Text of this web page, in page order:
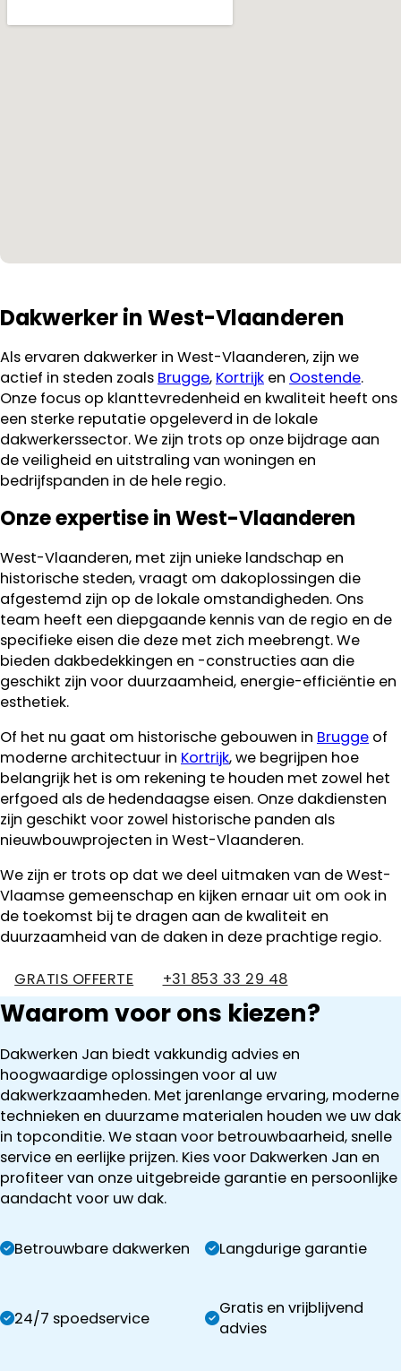
Dakwerker in West-Vlaanderen
Als ervaren dakwerker in West-Vlaanderen, zijn we
actief in steden zoals Brugge, Kortrijk en Oostende.
Onze focus op klanttevredenheid en kwaliteit heeft ons
een sterke reputatie opgeleverd in de lokale
dakwerkerssector. We zijn trots op onze bijdrage aan
de veiligheid en uitstraling van woningen en
bedrijfspanden in de hele regio.
Onze expertise in West-Vlaanderen
West-Vlaanderen, met zijn unieke landschap en
historische steden, vraagt om dakoplossingen die
afgestemd zijn op de lokale omstandigheden. Ons
team heeft een diepgaande kennis van de regio en de
specifieke eisen die deze met zich meebrengt. We
bieden dakbedekkingen en -constructies aan die
geschikt zijn voor duurzaamheid, energie-efficiëntie en
esthetiek.
Of het nu gaat om historische gebouwen in Brugge of
moderne architectuur in Kortrijk, we begrijpen hoe
belangrijk het is om rekening te houden met zowel het
erfgoed als de hedendaagse eisen. Onze dakdiensten
zijn geschikt voor zowel historische panden als
nieuwbouwprojecten in West-Vlaanderen.
We zijn er trots op dat we deel uitmaken van de West-
Vlaamse gemeenschap en kijken ernaar uit om ook in
de toekomst bij te dragen aan de kwaliteit en
duurzaamheid van de daken in deze prachtige regio.
GRATIS OFFERTE +31 853 33 29 48
Waarom voor ons kiezen?
Dakwerken Jan biedt vakkundig advies en
hoogwaardige oplossingen voor al uw
dakwerkzaamheden. Met jarenlange ervaring, moderne
technieken en duurzame materialen houden we uw dak
in topconditie. We staan voor betrouwbaarheid, snelle
service en eerlijke prijzen. Kies voor Dakwerken Jan en
profiteer van onze uitgebreide garantie en persoonlijke
aandacht voor uw dak.
Betrouwbare dakwerken Langdurige garantie
24/7 spoedservice
Gratis en vrijblijvend
advies